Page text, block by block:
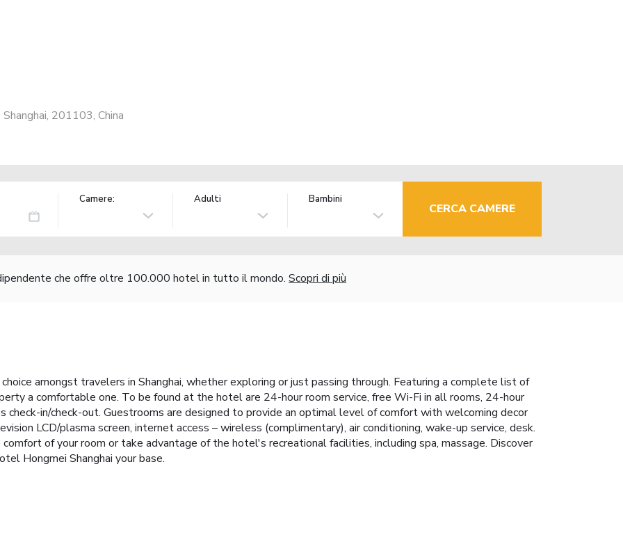
201103, China
Camere: Adulti Bambini
CERCA CAMERE
che offre oltre 100.000 hotel in tutto il mondo. Scopri di più
amongst travelers in Shanghai, whether exploring or just passing through. Featuring a complete list of
a comfortable one. To be found at the hotel are 24-hour room service, free Wi-Fi in all rooms, 24-hour
in/check-out. Guestrooms are designed to provide an optimal level of comfort with welcoming decor
LCD/plasma screen, internet access – wireless (complimentary), air conditioning, wake-up service, desk.
of your room or take advantage of the hotel's recreational facilities, including spa, massage. Discover
Hongmei Shanghai your base.